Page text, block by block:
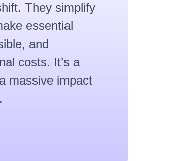
They simplify
essential
and
costs. It’s a
massive impact